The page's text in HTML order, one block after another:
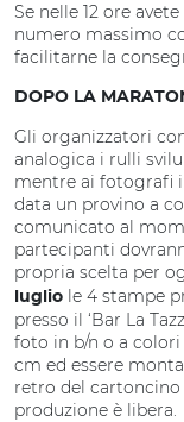
Se nelle 12 ore
numero massimo
facilitarne la
DOPO LA
Gli organizzatori
analogica i rulli
mentre ai fotografi
data un provino a
comunicato al
partecipanti
propria scelta per
luglio le 4 stampe
presso il ‘Bar La
foto in b/n o a
cm ed essere
retro del
produzione è libera.